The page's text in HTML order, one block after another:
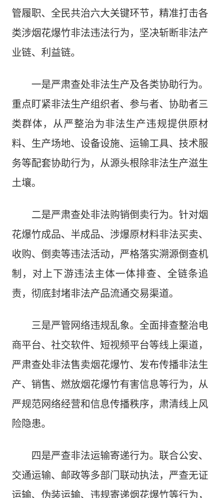
管履职、全民共治六大关键环节，精准打击各
类涉烟花爆竹非法违法行为，坚决斩断非法产
业链、利益链。
一是严肃查处非法生产及各类协助行为。
重点盯紧非法生产组织者、参与者、协助者三
类群体，从严整治为非法生产违规提供原材
料、生产场地、设备设施、运输工具、技术服
务等配套协助行为，从源头根除非法生产滋生
土壤。
二是严肃查处非法购销倒卖行为。针对烟
花爆竹成品、半成品、涉爆原材料非法买卖、
收购、倒卖等违法活动，严格落实溯源倒查机
制，对上下游违法主体一体排查、全链条追
责，彻底封堵非法产品流通交易渠道。
三是严管网络违规乱象。全面排查整治电
商平台、社交软件、短视频平台等线上渠道，
严肃查处非法售卖烟花爆竹、发布传播非法生
产、销售、燃放烟花爆竹有害信息等行为，从
严规范网络经营和信息传播秩序，肃清线上风
险隐患。
四是严查非法运输寄递行为。联合公安、
交通运输、邮政等多部门联动执法，严查无证
运输、伪装运输、违规寄递烟花爆竹等行为，